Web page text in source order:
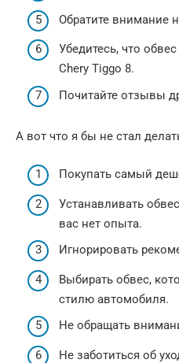
Обратите внимание
Убедитесь, что
Chery Tiggo 8.
Почитайте отзывы
А вот что я бы не стал
Покупать самый
Устанавливать
вас нет опыта.
Игнорировать
Выбирать обвес,
стилю автомобиля.
Не обращать
Не заботиться об